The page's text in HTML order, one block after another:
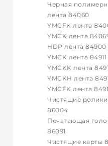
Черная
лента 84060
YMCFK лента
YMCK лента
HDP лента 84900
YMCK лента 84911
YMCKK лента
YMCKH лента
YMCFK лента
Чистящие ролики
86004
Печатающая
86091
Чистящие карты